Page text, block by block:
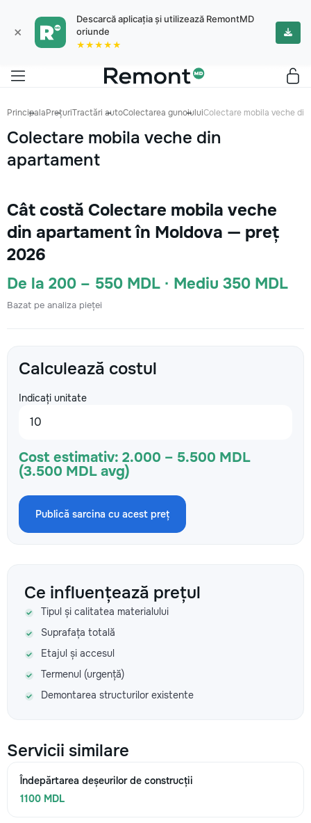
×
Descarcă aplicația și utilizează RemontMD
oriunde
★★★★★
PrincipalaPrețuriTractări autoColectarea gunoiuluiColectare mobila veche
Colectare mobila veche din
apartament
Cât costă Colectare mobila veche
din apartament în Moldova — preț
2026
De la 200 – 550 MDL · Mediu 350 MDL
Bazat pe analiza pieței
Calculează costul
Indicați unitate
Cost estimativ: 2.000 – 5.500 MDL
(3.500 MDL avg)
Publică sarcina cu acest preț
Ce influențează prețul
Tipul și calitatea materialului
Suprafața totală
Etajul și accesul
Termenul (urgență)
Demontarea structurilor existente
Servicii similare
Îndepărtarea deșeurilor de construcții
1100 MDL